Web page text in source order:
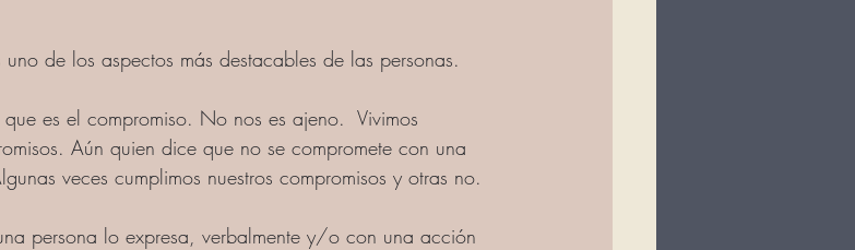
de los aspectos más destacables de las personas.
es el compromiso. No nos es ajeno.  Vivimos
Aún quien dice que no se compromete con una
veces cumplimos nuestros compromisos y otras no.
persona lo expresa, verbalmente y/o con una acción